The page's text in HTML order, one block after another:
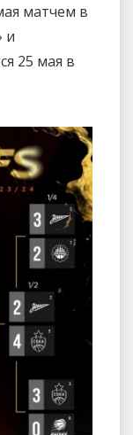
матчем в
и
25 мая в